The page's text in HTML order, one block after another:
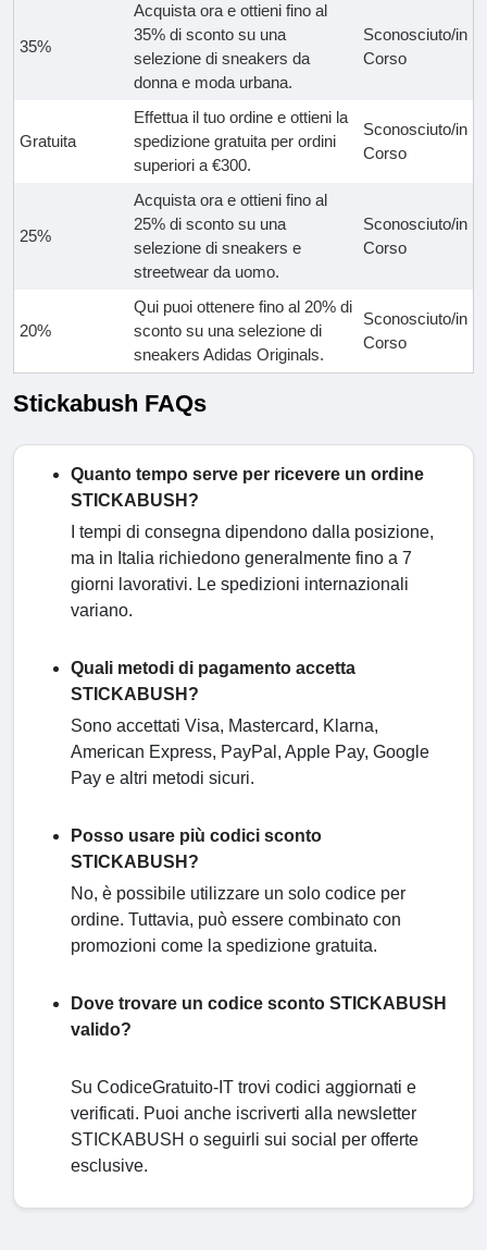
35%
Acquista ora e ottieni fino al
35% di sconto su una
selezione di sneakers da
donna e moda urbana.
Sconosciuto/in
Corso
Gratuita
Effettua il tuo ordine e ottieni la
spedizione gratuita per ordini
superiori a €300.
Sconosciuto/in
Corso
25%
Acquista ora e ottieni fino al
25% di sconto su una
selezione di sneakers e
streetwear da uomo.
Sconosciuto/in
Corso
20%
Qui puoi ottenere fino al 20% di
sconto su una selezione di
sneakers Adidas Originals.
Sconosciuto/in
Corso
Stickabush FAQs
Quanto tempo serve per ricevere un ordine
STICKABUSH?
I tempi di consegna dipendono dalla posizione,
ma in Italia richiedono generalmente fino a 7
giorni lavorativi. Le spedizioni internazionali
variano.
Quali metodi di pagamento accetta
STICKABUSH?
Sono accettati Visa, Mastercard, Klarna,
American Express, PayPal, Apple Pay, Google
Pay e altri metodi sicuri.
Posso usare più codici sconto
STICKABUSH?
No, è possibile utilizzare un solo codice per
ordine. Tuttavia, può essere combinato con
promozioni come la spedizione gratuita.
Dove trovare un codice sconto STICKABUSH
valido?
Su CodiceGratuito-IT trovi codici aggiornati e
verificati. Puoi anche iscriverti alla newsletter
STICKABUSH o seguirli sui social per offerte
esclusive.